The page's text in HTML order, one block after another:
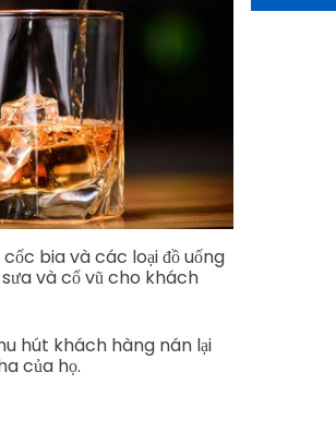
bia và các loại đồ uống
và cổ vũ cho khách
hút khách hàng nán lại
của họ.